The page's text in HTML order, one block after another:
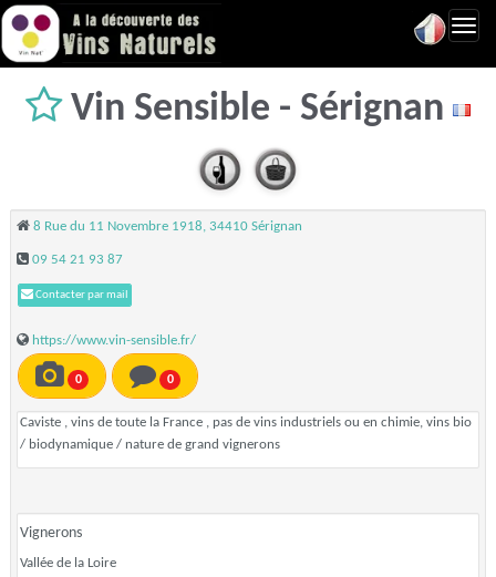
Vin Sensible - Sérignan
8 Rue du 11 Novembre 1918, 34410 Sérignan
09 54 21 93 87
Contacter par mail
https://www.vin-sensible.fr/
0 0
Caviste , vins de toute la France , pas de vins industriels ou en chimie, vins bio
/ biodynamique / nature de grand vignerons
Vignerons
Vallée de la Loire